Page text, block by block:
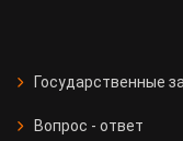
Государственные
Вопрос - ответ